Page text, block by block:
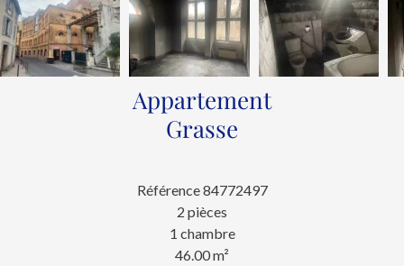
Appartement
Grasse
Référence84772497
2 pièces
1 chambre
46.00m²